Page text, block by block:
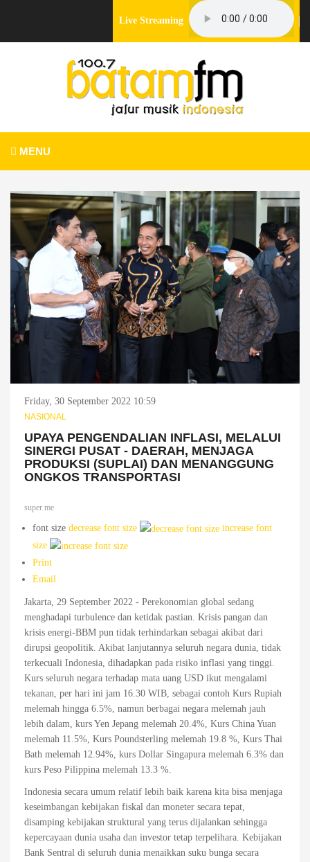
Live Streaming
MENU
Friday, 30 September 2022 10:59
NASIONAL
UPAYA PENGENDALIAN INFLASI, MELALUI
SINERGI PUSAT - DAERAH, MENJAGA
PRODUKSI (SUPLAI) DAN MENANGGUNG
ONGKOS TRANSPORTASI
super me
font size decrease font size
increase font
size
Print
Email
Jakarta, 29 September 2022 - Perekonomian global sedang
menghadapi turbulence dan ketidak pastian. Krisis pangan dan
krisis energi-BBM pun tidak terhindarkan sebagai akibat dari
dirupsi geopolitik. Akibat lanjutannya seluruh negara dunia, tidak
terkecuali Indonesia, dihadapkan pada risiko inflasi yang tinggi.
Kurs seluruh negara terhadap mata uang USD ikut mengalami
tekanan, per hari ini jam 16.30 WIB, sebagai contoh Kurs Rupiah
melemah hingga 6.5%, namun berbagai negara melemah jauh
lebih dalam, kurs Yen Jepang melemah 20.4%, Kurs China Yuan
melemah 11.5%, Kurs Poundsterling melemah 19.8 %, Kurs Thai
Bath melemah 12.94%, kurs Dollar Singapura melemah 6.3% dan
kurs Peso Pilippina melemah 13.3 %.
Indonesia secara umum relatif lebih baik karena kita bisa menjaga
keseimbangan kebijakan fiskal dan moneter secara tepat,
disamping kebijakan struktural yang terus dijalankan sehingga
kepercayaan dunia usaha dan investor tetap terpelihara. Kebijakan
Bank Sentral di seluruh dunia menaikkan suku bunga secara